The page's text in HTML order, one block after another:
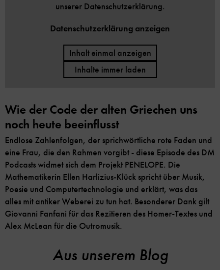
unserer Datenschutzerklärung.
Datenschutzerklärung anzeigen
Inhalt einmal anzeigen
Inhalte immer laden
Wie der Code der alten Griechen uns
noch heute beeinflusst
Endlose Zahlenfolgen, der sprichwörtliche rote Faden und
eine Frau, die den Rahmen vorgibt - diese Episode des DM
Podcasts widmet sich dem Projekt PENELOPE. Die
Mathematikerin Ellen Harlizius-Klück spricht über Musik,
Poesie und Computertechnologie und erklärt, was das
alles mit antiker Weberei zu tun hat. Besonderer Dank gilt
Giovanni Fanfani für das Rezitieren des Homer-Textes und
Alex McLean für die Outromusik.
Aus unserem Blog